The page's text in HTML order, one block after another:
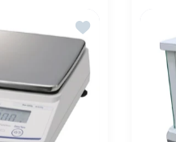
İstek listesine